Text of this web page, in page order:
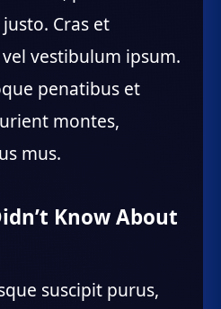
Cras et
vestibulum ipsum.
penatibus et
montes,
mus.
Know About
suscipit purus,